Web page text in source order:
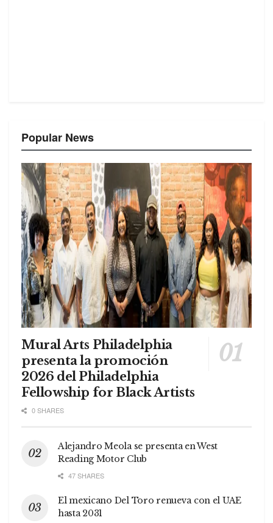
Popular News
Mural Arts Philadelphia
presenta la promoción
2026 del Philadelphia
Fellowship for Black Artists
0 SHARES
Alejandro Meola se presenta en West
Reading Motor Club
47 SHARES
El mexicano Del Toro renueva con el UAE
hasta 2031